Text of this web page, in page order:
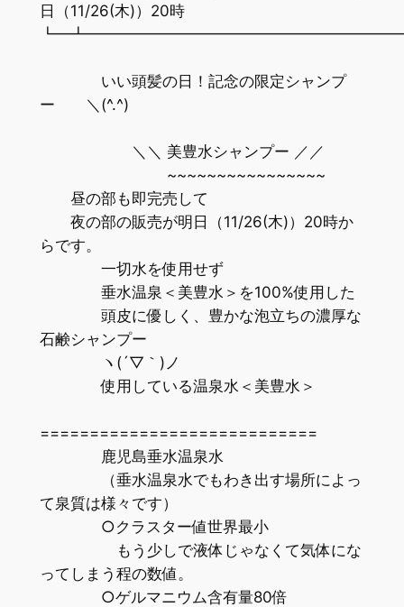
日（11/26(木)）20時
いい頭髪の日！記念の限定シャンプ
ー ＼(^.^)
＼＼ 美豊水シャンプー ／／
~~~~~~~~~~~~~~~~
昼の部も即完売して
夜の部の販売が明日（11/26(木)）20時か
らです。
一切水を使用せず
垂水温泉＜美豊水＞を100%使用した
頭皮に優しく、豊かな泡立ちの濃厚な
石鹸シャンプー
ヽ(´▽｀)ノ
使用している温泉水＜美豊水＞
============================
鹿児島垂水温泉水
（垂水温泉水でもわき出す場所によっ
て泉質は様々です）
○クラスター値世界最小
もう少しで液体じゃなくて気体にな
ってしまう程の数値。
○ゲルマニウム含有量80倍